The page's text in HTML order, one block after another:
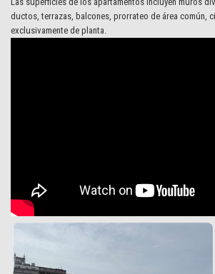
ductos, terrazas, balcones, prorrateo de área común,
exclusivamente de planta.